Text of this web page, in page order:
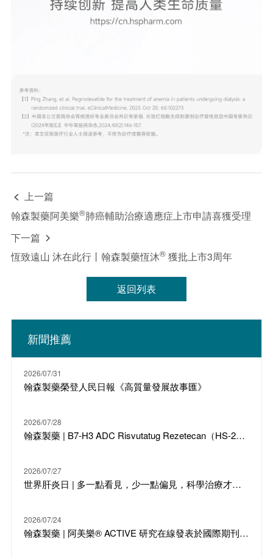
 上一篇
翰森製藥阿美樂®肺癌輔助治療適應症上市申請喜獲受理
下一篇 
恆致遠山 沐在此行丨翰森製藥恆沐®獲批上市3周年
返回列表
新聞推薦
2026/07/31
翰森製藥榮登人民日報《高質量發展故事匯》
2026/07/28
翰森製藥 | B7-H3 ADC Risvutatug Rezetecan（HS-20093）骨肉瘤III期臨床ARTEMIS-011達到IRC-PFS主要終點
2026/07/27
世界肝炎日 | 多一點看見，少一點偏見，科學治療才是打敗乙肝的最強答案
2026/07/24
翰森製藥 | 阿美樂® ACTIVE 研究在線發表於國際期刊 JTO